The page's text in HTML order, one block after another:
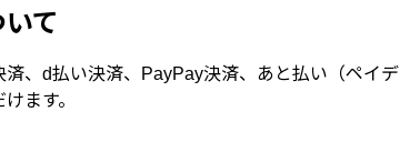
て
済、d払い決済、PayPay決済、あと払い（ペイデ
ます。